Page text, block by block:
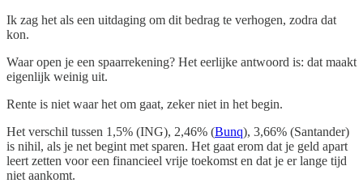
Ik zag het als een uitdaging om dit bedrag te verhogen, zodra dat
kon.
Waar open je een spaarrekening? Het eerlijke antwoord is: dat maakt
eigenlijk weinig uit.
Rente is niet waar het om gaat, zeker niet in het begin.
Het verschil tussen 1,5% (ING), 2,46% (Bunq), 3,66% (Santander)
is nihil, als je net begint met sparen. Het gaat erom dat je geld apart
leert zetten voor een financieel vrije toekomst en dat je er lange tijd
niet aankomt.